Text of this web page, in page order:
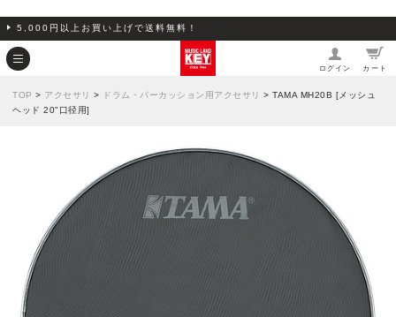
5,000円以上お買い上げで送料無料！
ログイン カート
TOP > アクセサリ > ドラム・パーカッション用アクセサリ > TAMA MH20B [メッシュ
ヘッド 20"口径用]